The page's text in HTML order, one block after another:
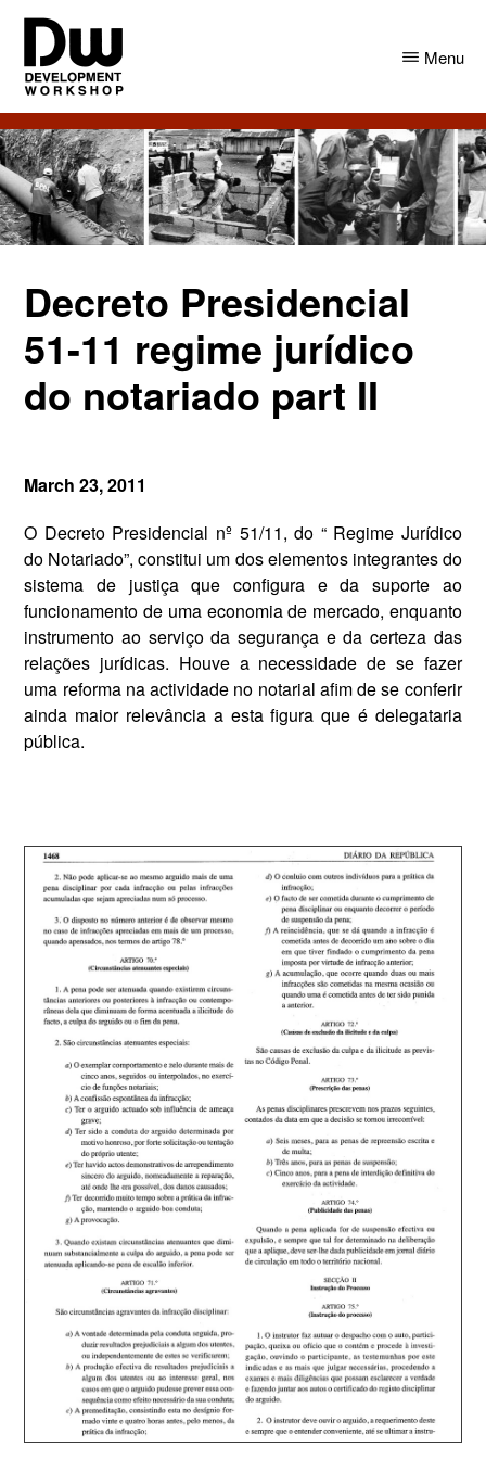
Skip
main
content
Skip
primary
sidebar
DW
Angola
Development
Workshop
Angola
Menu
Decreto Presidencial
51-11 regime jurídico
do notariado part II
March 23, 2011
O Decreto Presidencial nº 51/11, do “ Regime Jurídico
do Notariado”, constitui um dos elementos integrantes do
sistema de justiça que configura e da suporte ao
funcionamento de uma economia de mercado, enquanto
instrumento ao serviço da segurança e da certeza das
relações jurídicas. Houve a necessidade de se fazer
uma reforma na actividade no notarial afim de se conferir
ainda maior relevância a esta figura que é delegataria
pública.